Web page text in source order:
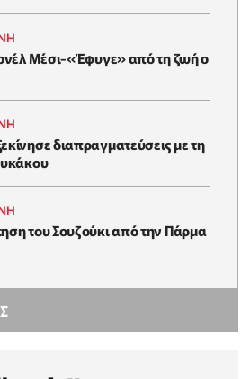
Μέσι-«Έφυγε» από τη ζωή ο
διαπραγματεύσεις με τη
του Σουζούκι από την Πάρμα